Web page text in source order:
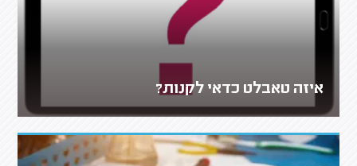
איזה טאבלט כדאי לקנות?